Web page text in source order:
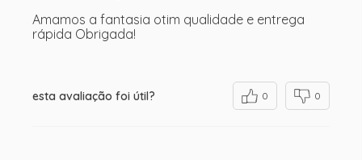
Amamos a fantasia otim qualidade e entrega
rápida Obrigada!
esta avaliação foi útil? 0 0